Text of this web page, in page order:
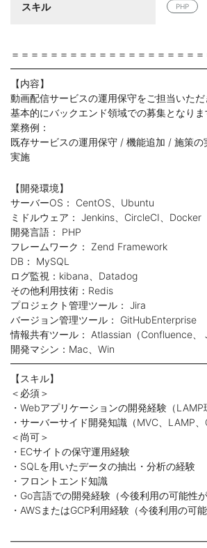
スキル PHP
＝＝＝＝＝＝＝＝＝＝＝＝＝＝＝＝＝＝＝＝
【内容】
動画配信サービスの運用保守をご担当いただ
基本的にバックエンド領域での募集となりま
業務例：
既存サービスの運用保守 / 機能追加 / 施策
実施
【開発環境】
サーバーOS： CentOS、Ubuntu
ミドルウェア： Jenkins、CircleCI、Docker
開発言語： PHP
フレームワーク： Zend Framework
DB： MySQL
ログ監視：kibana、Datadog
その他利用技術：Redis
プロジェクト管理ツール： Jira
バージョン管理ツール： GitHubEnterprise
情報共有ツール： Atlassian（Confluence、
開発マシン：Mac、Win
【スキル】
＜必須＞
・Webアプリケーションの開発経験（LAMP
・サーバーサイド開発知識（MVC、LAMP、
＜尚可＞
・ECサイトの保守運用経験
・SQLを用いたデータの抽出・分析の経験
・フロントエンド知識
・Go言語での開発経験（今後利用の可能性が
・AWSまたはGCP利用経験（今後利用の可能